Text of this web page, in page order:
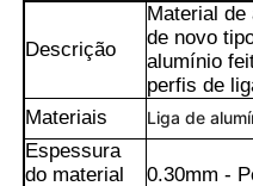
Descrição
Material de
de novo
alumínio
perfis de
Materiais
Liga de
Espessura
do material
0.30mm -